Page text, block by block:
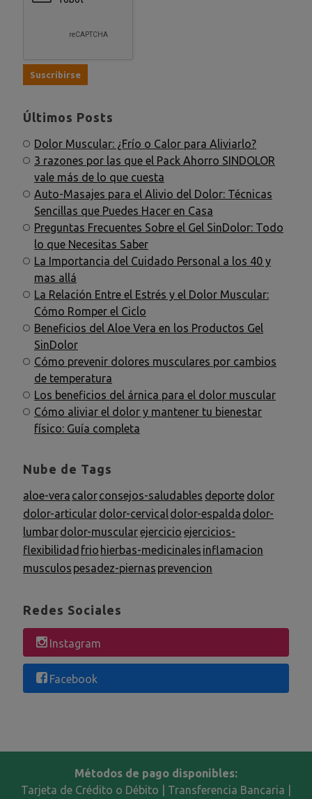
Últimos Posts
Dolor Muscular: ¿Frío o Calor para Aliviarlo?
3 razones por las que el Pack Ahorro SINDOLOR
vale más de lo que cuesta
Auto-Masajes para el Alivio del Dolor: Técnicas
Sencillas que Puedes Hacer en Casa
Preguntas Frecuentes Sobre el Gel SinDolor: Todo
lo que Necesitas Saber
La Importancia del Cuidado Personal a los 40 y
mas allá
La Relación Entre el Estrés y el Dolor Muscular:
Cómo Romper el Ciclo
Beneficios del Aloe Vera en los Productos Gel
SinDolor
Cómo prevenir dolores musculares por cambios
de temperatura
Los beneficios del árnica para el dolor muscular
Cómo aliviar el dolor y mantener tu bienestar
físico: Guía completa
Nube de Tags
aloe-vera calorconsejos-saludables deporte dolor
dolor-articular dolor-cervicaldolor-espalda dolor-
lumbardolor-muscularejercicio ejercicios-
flexibilidad frio hierbas-medicinales inflamacion
musculos pesadez-piernas prevencion
Redes Sociales
Instagram
Facebook
Métodos de pago disponibles:
Tarjeta de Crédito o Débito | Transferencia Bancaria |